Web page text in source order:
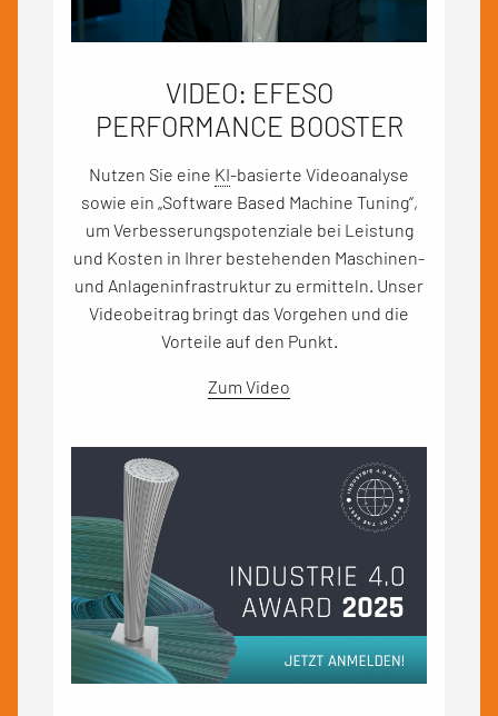
VIDEO: EFESO
PERFORMANCE BOOSTER
Nutzen Sie eine KI-basierte Videoanalyse
sowie ein „Software Based Machine Tuning“,
um Verbesserungspotenziale bei Leistung
und Kosten in Ihrer bestehenden Maschinen-
und Anlageninfrastruktur zu ermitteln. Unser
Videobeitrag bringt das Vorgehen und die
Vorteile auf den Punkt.
Zum Video